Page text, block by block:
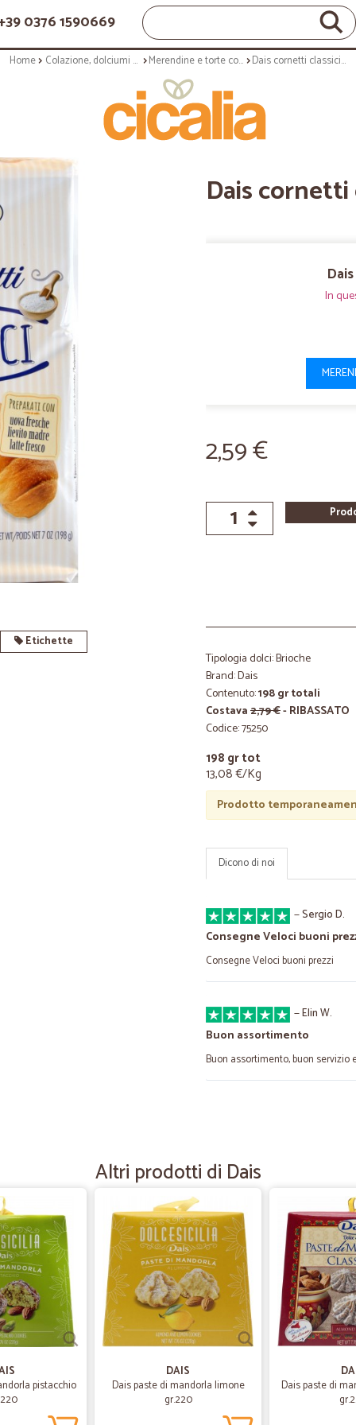
0376 1590669
Home Colazione, dolciumi e snack Merendine e torte confezionate Dais cornetti classici gr.198
Etichette
Dais cornetti
In
2,59 €
Tipologia dolci: Brioche
Brand: Dais
Contenuto:198 gr totali
Costava2,79 €- RIBASSATO
Codice: 75250
198 gr tot
13,08 €/Kg
Prodotto
Dicono di noi
—Sergio D.
Consegne Veloci buoni
Consegne Veloci buoni prezzi
—Elin W.
Buon assortimento
Buon assortimento, buon
—Claudio P.
Tutto OK
Tutto OK, prodotti come descritti,
—Roberto B.
Prodotti buoni e di qualità,
Particolari i formaggi ma anche
e le italiane meno note.
con bottiglie rotte o altri danni.
di miglioramento: ora che si
Altri prodotti di Dais
pistacchio
DAIS
Dais paste di mandorla limone
gr.220
Dais paste di